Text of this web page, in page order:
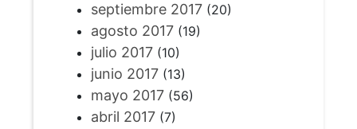
septiembre 2017(20)
agosto 2017(19)
julio 2017(10)
junio 2017(13)
mayo 2017(56)
abril 2017(7)